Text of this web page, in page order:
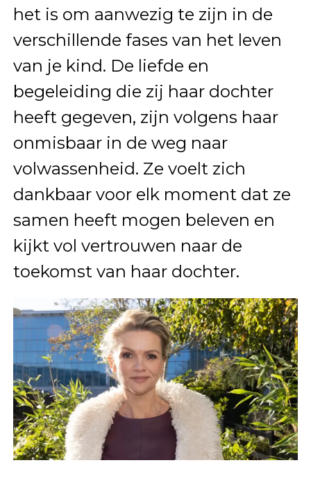
het is om aanwezig te zijn in de
verschillende fases van het leven
van je kind. De liefde en
begeleiding die zij haar dochter
heeft gegeven, zijn volgens haar
onmisbaar in de weg naar
volwassenheid. Ze voelt zich
dankbaar voor elk moment dat ze
samen heeft mogen beleven en
kijkt vol vertrouwen naar de
toekomst van haar dochter.